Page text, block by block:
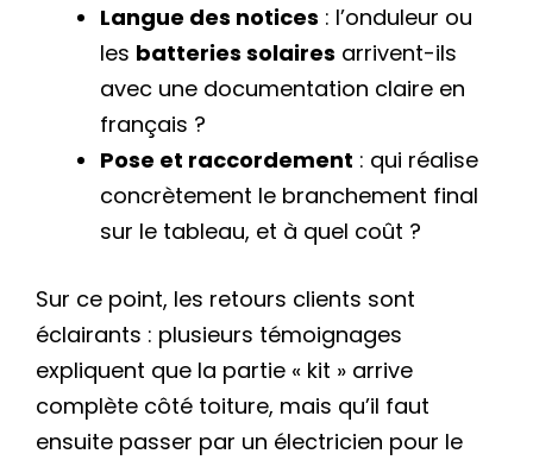
Langue des notices : l’onduleur ou
les batteries solaires arrivent-ils
avec une documentation claire en
français ?
Pose et raccordement : qui réalise
concrètement le branchement final
sur le tableau, et à quel coût ?
Sur ce point, les retours clients sont
éclairants : plusieurs témoignages
expliquent que la partie « kit » arrive
complète côté toiture, mais qu’il faut
ensuite passer par un électricien pour le